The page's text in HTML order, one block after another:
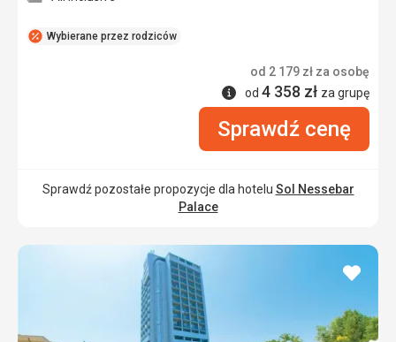
Wybierane przez rodziców
od 2 179 zł za osobę
Informacje
od 4 358 zł za grupę
Sprawdź cenę
Sprawdź pozostałe propozycje dla hotelu Sol Nessebar
Palace
dodaj